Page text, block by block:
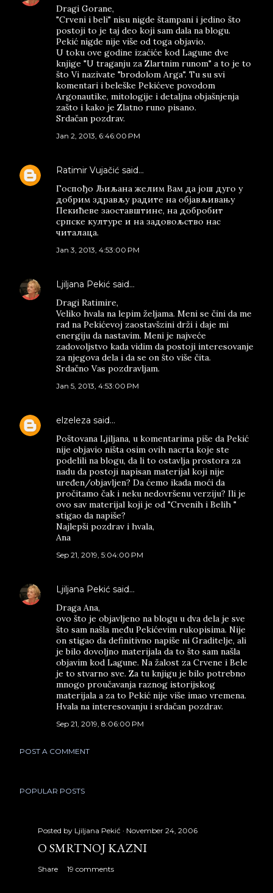
Dragi Gorane,
"Crveni i beli" nisu nigde štampani i jedino što
postoji to je taj deo koji sam dala na blogu.
Pekić nigde nije više od toga objavio.
U toku ove godine izaćiće kod Lagune dve
knjige "U traganju za Zlartnim runom" a to je to
što Vi nazivate "brodolom Arga". Tu su svi
komentari i beleške Pekićeve povodom
Argonautike, mitologije i detaljna objašnjenja
zašto i kako je Zlatno runo pisano.
Srdačan pozdrav.
Jan 2, 2013, 6:46:00 PM
Ratimir Vujačić said…
Госпођо Љиљана желим Вам да још дуго у
добрим здрављу радите на објављивању
Пекићеве заоставштине, на добробит
српске културе и на задовољство нас
читалаца.
Jan 3, 2013, 4:53:00 PM
Ljiljana Pekić said…
Dragi Ratimire,
Veliko hvala na lepim željama. Meni se čini da me
rad na Pekićevoj zaostavšzini drži i daje mi
energiju da nastavim. Meni je najveće
zadovoljstvo kada vidim da postoji interesovanje
za njegova dela i da se on što više čita.
Srdačno Vas pozdravljam.
Jan 5, 2013, 4:53:00 PM
elzeleza said…
Poštovana Ljiljana, u komentarima piše da Pekić
nije objavio ništa osim ovih nacrta koje ste
podelili na blogu, da li to ostavlja prostora za
nadu da postoji napisan materijal koji nije
uređen/objavljen? Da ćemo ikada moći da
pročitamo čak i neku nedovršenu verziju? Ili je
ovo sav materijal koji je od "Crvenih i Belih "
stigao da napiše?
Najlepši pozdrav i hvala,
Ana
Sep 21, 2019, 5:04:00 PM
Ljiljana Pekić said…
Draga Ana,
ovo što je objavljeno na blogu u dva dela je sve
što sam našla među Pekićevim rukopisima. Nije
on stigao da definitivno napiše ni Graditelje, ali
je bilo dovoljno materijala da to što sam našla
objavim kod Lagune. Na žalost za Crvene i Bele
je to stvarno sve. Za tu knjigu je bilo potrebno
mnogo proučavanja raznog istorijskog
materijala a za to Pekić nije više imao vremena.
Hvala na interesovanju i srdačan pozdrav.
Sep 21, 2019, 8:06:00 PM
POST A COMMENT
POPULAR POSTS
Posted by Ljiljana Pekić November 24, 2006
O SMRTNOJ KAZNI
Share 19 comments